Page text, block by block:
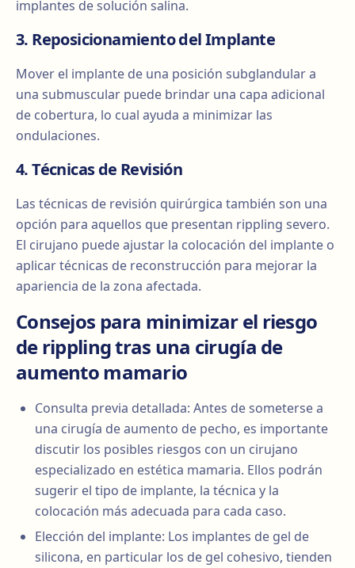
implantes de solución salina.
3. Reposicionamiento del Implante
Mover el implante de una posición subglandular a
una submuscular puede brindar una capa adicional
de cobertura, lo cual ayuda a minimizar las
ondulaciones.
4. Técnicas de Revisión
Las técnicas de revisión quirúrgica también son una
opción para aquellos que presentan rippling severo.
El cirujano puede ajustar la colocación del implante o
aplicar técnicas de reconstrucción para mejorar la
apariencia de la zona afectada.
Consejos para minimizar el riesgo
de rippling tras una cirugía de
aumento mamario
Consulta previa detallada: Antes de someterse a
una cirugía de aumento de pecho, es importante
discutir los posibles riesgos con un cirujano
especializado en estética mamaria. Ellos podrán
sugerir el tipo de implante, la técnica y la
colocación más adecuada para cada caso.
Elección del implante: Los implantes de gel de
silicona, en particular los de gel cohesivo, tienden